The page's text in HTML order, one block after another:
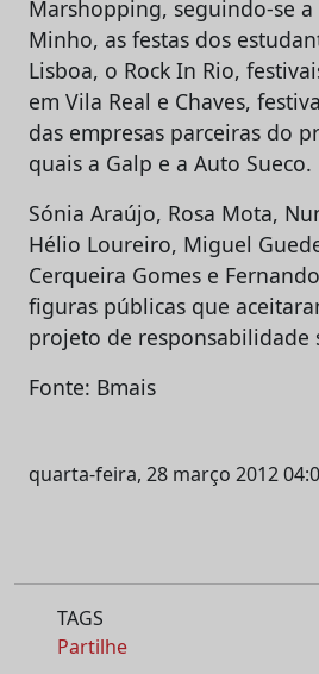
Marshopping, seguindo-se
Minho, as festas dos
Lisboa, o Rock In Rio,
em Vila Real e Chaves,
das empresas parceiras do
quais a Galp e a Auto Sueco.
Sónia Araújo, Rosa Mota,
Hélio Loureiro, Miguel
Cerqueira Gomes e
figuras públicas que
projeto de responsabilidade
Fonte: Bmais
quarta-feira, 28 março 2012
TAGS
Partilhe